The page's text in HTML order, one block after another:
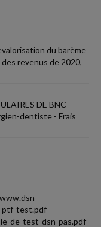
du barème
revenus de 2020,
DE BNC
dentiste - Frais
ptf-test.pdf -
de-test-dsn-pas.pdf